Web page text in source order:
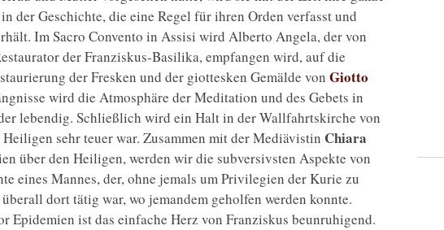
der Geschichte, die eine Regel für ihren Orden verfasst und
Im Sacro Convento in Assisi wird Alberto Angela, der von
der Franziskus-Basilika, empfangen wird, auf die
der Fresken und der giottesken Gemälde von Giotto
wird die Atmosphäre der Meditation und des Gebets in
lebendig. Schließlich wird ein Halt in der Wallfahrtskirche von
sehr teuer war. Zusammen mit der Mediävistin Chiara
über den Heiligen, werden wir die subversivsten Aspekte von
eines Mannes, der, ohne jemals um Privilegien der Kurie zu
dort tätig war, wo jemandem geholfen werden konnte.
Epidemien ist das einfache Herz von Franziskus beunruhigend.